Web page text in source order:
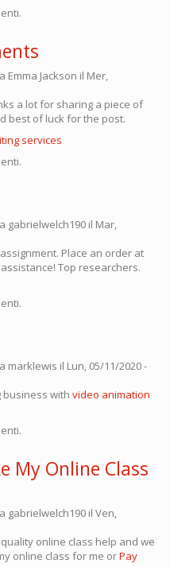
Emma Jackson il Mer,
a lot for sharing a piece of
best of luck for the post.
services
gabrielwelch190 il Mar,
Place an order at
Top researchers.
marklewis il Lun, 05/11/2020 -
business with video animation
My Online Class
gabrielwelch190 il Ven,
online class help and we
online class for me orPay